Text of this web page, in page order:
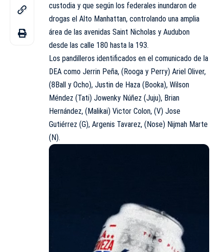
custodia y que según los federales inundaron de
drogas el Alto Manhattan, controlando una amplia
área de las avenidas Saint Nicholas y Audubon
desde las calle 180 hasta la 193.
Los pandilleros identificados en el comunicado de la
DEA como Jerrin Peña, (Rooga y Perry) Ariel Oliver,
(8Ball y Ocho), Justin de Haza (Booka), Wilson
Méndez (Tati) Jowenky Núñez (Juju), Brian
Hernández, (Malikai) Victor Colon, (V) Jose
Gutiérrez (G), Argenis Tavarez, (Nose) Nijmah Marte
(N).